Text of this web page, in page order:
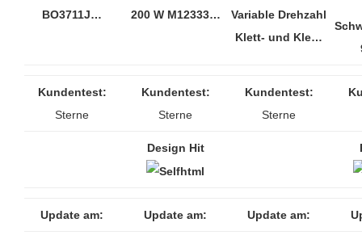
BO3711J…
200 W M12333…
Variable Drehzahl
Klett- und Kle…
Kundentest:
Sterne
Kundentest:
Sterne
Kundentest:
Sterne
Design Hit
Update am: Update am: Update am: